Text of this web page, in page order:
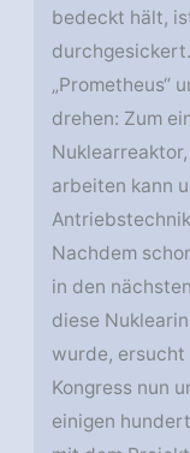
bedeckt hält,
„Prometheus“
drehen: Zum
arbeiten kann
Nachdem
in den
diese
wurde, ersucht
Kongress nun
einigen